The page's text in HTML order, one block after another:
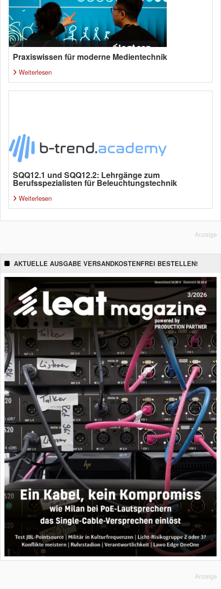
Praxiswissen für moderne Medientechnik
Weiterlesen
SQQ12.1 und SQQ12.2: Lehrgänge zum
Berufsspezialisten für Beleuchtungstechnik
Weiterlesen
Anzeige
AKTUELLE AUSGABE VERSANDKOSTENFREI BESTELLEN!
Anzeige